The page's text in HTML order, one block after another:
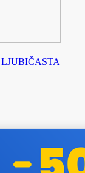
LJUBIČASTA